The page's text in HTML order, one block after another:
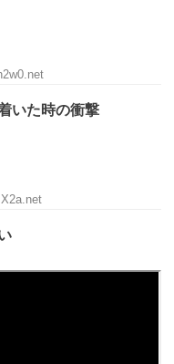
いた時の衝撃